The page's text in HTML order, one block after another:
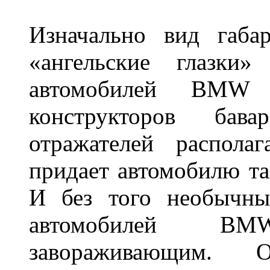
Изначально вид
«ангельские
автомобилей
конструкторов
отражателей
придает автомобилю
И без того
автомобилей
завораживающим.